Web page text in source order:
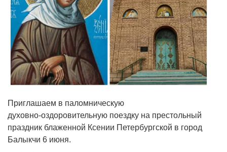
Приглашаем в паломническую
духовно‑оздоровительную поездку на престольный
праздник блаженной Ксении Петербургской в город
Балыкчи 6 июня.